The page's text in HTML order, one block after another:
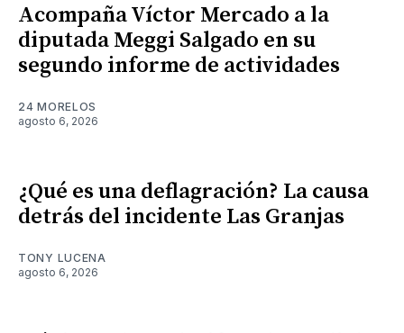
Acompaña Víctor Mercado a la
diputada Meggi Salgado en su
segundo informe de actividades
24 MORELOS
agosto 6, 2026
¿Qué es una deflagración? La causa
detrás del incidente Las Granjas
TONY LUCENA
agosto 6, 2026